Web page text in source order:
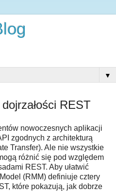
▼
REST
nowoczesnych aplikacji
zgodnych z architekturą
Transfer). Ale nie wszystkie
różnić się pod względem
REST. Aby ułatwić
(RMM) definiuje cztery
które pokazują, jak dobrze